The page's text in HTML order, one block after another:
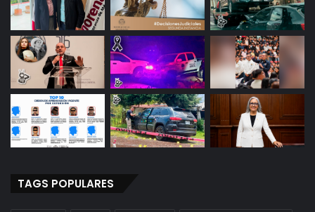
TAGS POPULARES